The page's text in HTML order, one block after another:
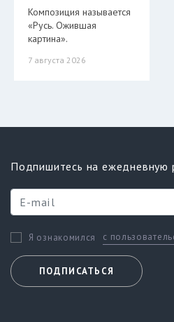
Композиция называется
«Русь. Ожившая
картина».
7 августа 2026
Подпишитесь на ежедневную
Я ознакомился с
ПОДПИСАТЬСЯ